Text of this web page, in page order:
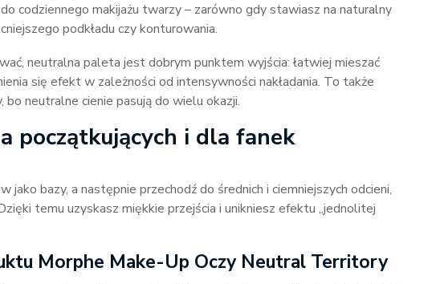
codziennego makijażu twarzy – zarówno gdy stawiasz na naturalny
podkładu czy konturowania.
neutralna paleta jest dobrym punktem wyjścia: łatwiej mieszać
się efekt w zależności od intensywności nakładania. To także
neutralne cienie pasują do wielu okazji.
początkujących i dla fanek
jako bazy, a następnie przechodź do średnich i ciemniejszych odcieni,
temu uzyskasz miękkie przejścia i unikniesz efektu „jednolitej
Morphe Make-Up Oczy Neutral Territory